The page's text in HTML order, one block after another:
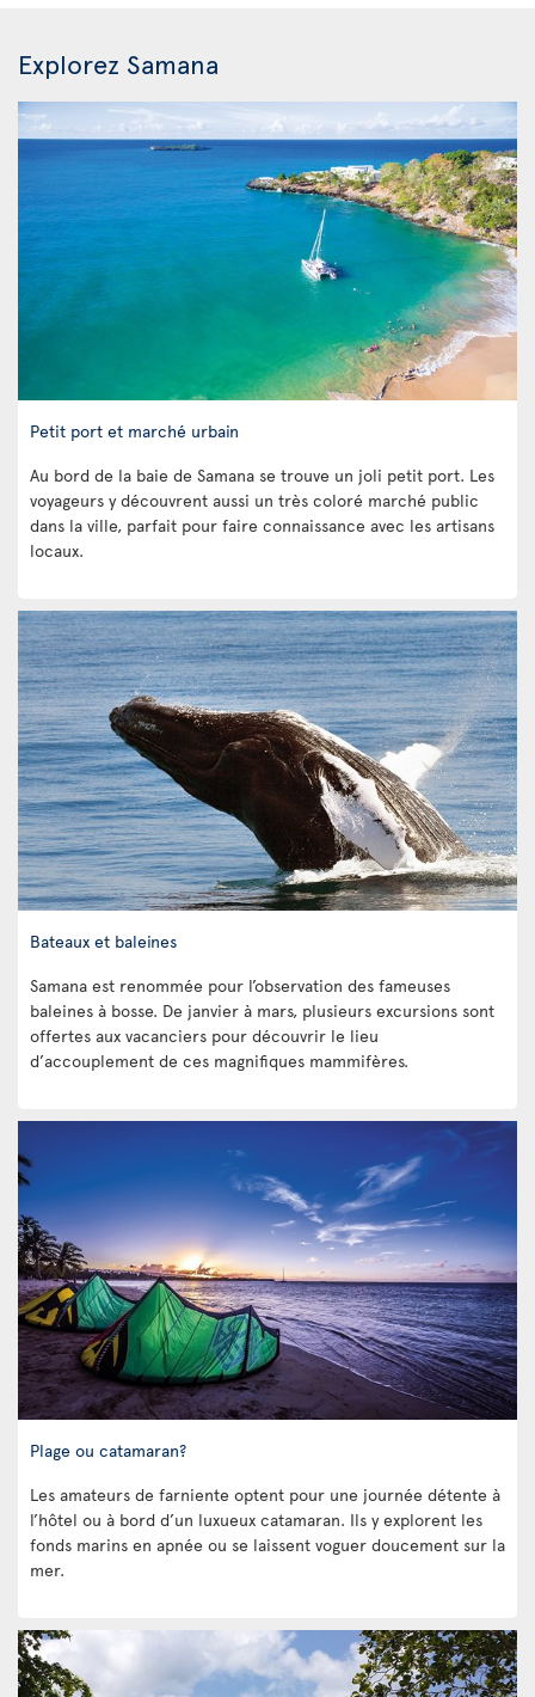
Explorez Samana
Petit port et marché urbain
Au bord de la baie de Samana se trouve un joli petit port. Les
voyageurs y découvrent aussi un très coloré marché public
dans la ville, parfait pour faire connaissance avec les artisans
locaux.
Bateaux et baleines
Samana est renommée pour l’observation des fameuses
baleines à bosse. De janvier à mars, plusieurs excursions sont
offertes aux vacanciers pour découvrir le lieu
d’accouplement de ces magnifiques mammifères.
Plage ou catamaran?
Les amateurs de farniente optent pour une journée détente à
l’hôtel ou à bord d’un luxueux catamaran. Ils y explorent les
fonds marins en apnée ou se laissent voguer doucement sur la
mer.